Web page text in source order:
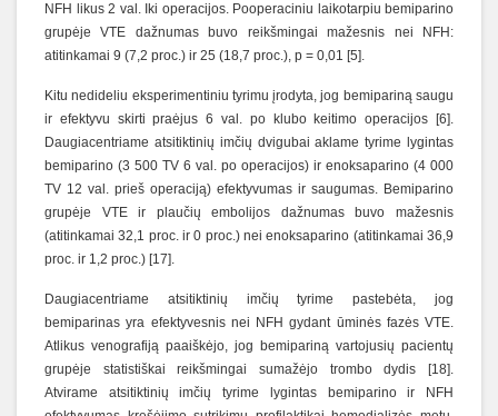
NFH likus 2 val. Iki operacijos. Pooperaciniu laikotarpiu bemiparino
grupėje VTE dažnumas buvo reikšmingai mažesnis nei NFH:
atitinkamai 9 (7,2 proc.) ir 25 (18,7 proc.), p = 0,01 [5].
Kitu nedideliu eksperimentiniu tyrimu įrodyta, jog bemipariną saugu
ir efektyvu skirti praėjus 6 val. po klubo keitimo operacijos [6].
Daugiacentriame atsitiktinių imčių dvigubai aklame tyrime lygintas
bemiparino (3 500 TV 6 val. po operacijos) ir enoksaparino (4 000
TV 12 val. prieš operaciją) efektyvumas ir saugumas. Bemiparino
grupėje VTE ir plaučių embolijos dažnumas buvo mažesnis
(atitinkamai 32,1 proc. ir 0 proc.) nei enoksaparino (atitinkamai 36,9
proc. ir 1,2 proc.) [17].
Daugiacentriame atsitiktinių imčių tyrime pastebėta, jog
bemiparinas yra efektyvesnis nei NFH gydant ūminės fazės VTE.
Atlikus venografiją paaiškėjo, jog bemipariną vartojusių pacientų
grupėje statistiškai reikšmingai sumažėjo trombo dydis [18].
Atvirame atsitiktinių imčių tyrime lygintas bemiparino ir NFH